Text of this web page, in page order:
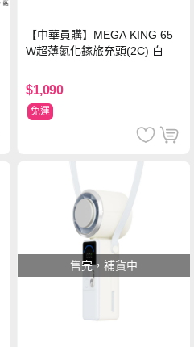
【中華員購】MEGA KING 65
W超薄氮化鎵旅充頭(2C) 白
$1,090
免運
售完，補貨中